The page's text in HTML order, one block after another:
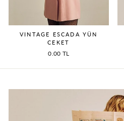
VINTAGE ESCADA YÜN
CEKET
0.00 TL